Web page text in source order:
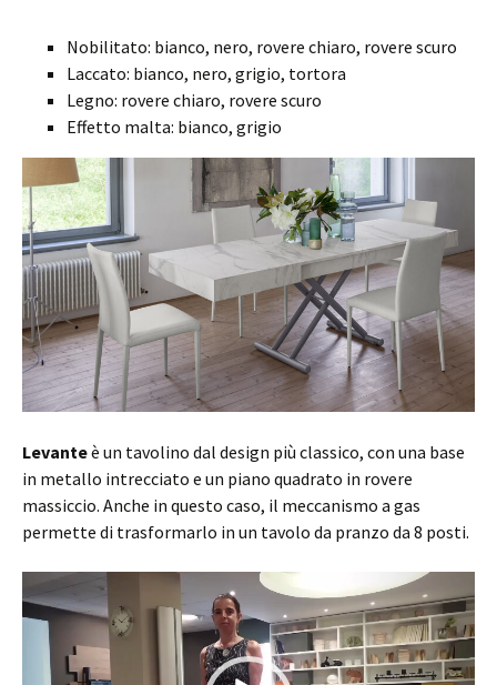
Nobilitato: bianco, nero, rovere chiaro, rovere scuro
Laccato: bianco, nero, grigio, tortora
Legno: rovere chiaro, rovere scuro
Effetto malta: bianco, grigio
Levanteè un tavolino dal design più classico, con una base
in metallo intrecciato e un piano quadrato in rovere
massiccio. Anche in questo caso, il meccanismo a gas
permette di trasformarlo in un tavolo da pranzo da 8 posti.
Video
Player